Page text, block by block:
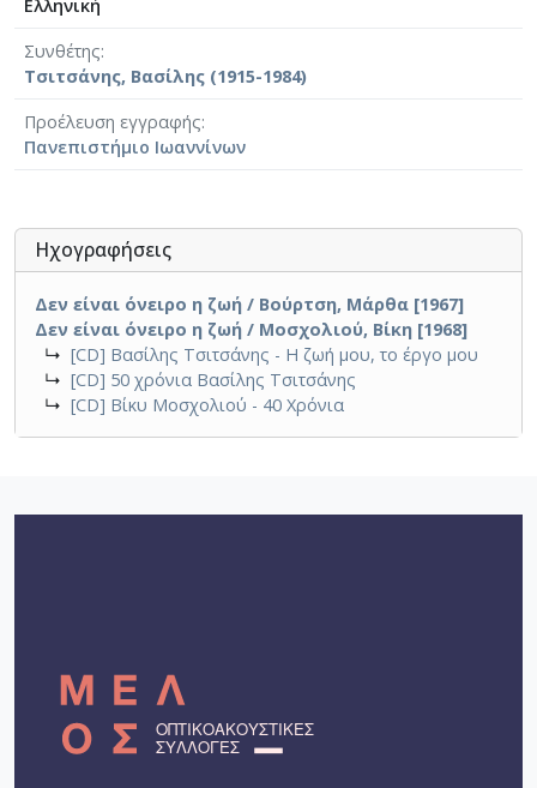
Ελληνική
Συνθέτης
Τσιτσάνης, Βασίλης (1915-1984)
Προέλευση εγγραφής
Πανεπιστήμιο Ιωαννίνων
Ηχογραφήσεις
Δεν είναι όνειρο η ζωή / Βούρτση, Μάρθα [1967]
Δεν είναι όνειρο η ζωή / Μοσχολιού, Βίκη [1968]
↳ [CD] Βασίλης Τσιτσάνης - Η ζωή μου, το έργο μου
↳ [CD] 50 χρόνια Βασίλης Τσιτσάνης
↳ [CD] Βίκυ Μοσχολιού - 40 Χρόνια